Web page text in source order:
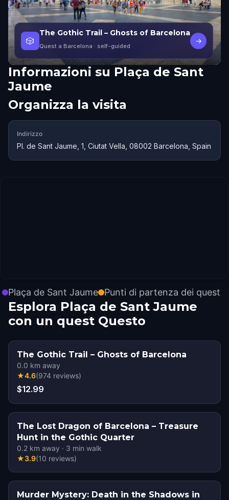
🎲
The Gothic Trail – Ghosts of Barcelona
Quest a Barcelona · self-guided
→
Informazioni su Plaça de Sant
Jaume
Organizza la visita
Indirizzo
Pl. de Sant Jaume, 1, Ciutat Vella, 08002 Barcelona, Spain
Plaça de Sant Jaume Punti di partenza dei quest
Esplora Plaça de Sant Jaume
con un quest Questo
The Gothic Trail – Ghosts of Barcelona
0.0 km away
★4.6(974 reviews)
$12.99
The Lost Dragon of Barcelona – Treasure
Hunt in the Gothic Quarter
0.2 km away · 3 min walk
★3.9(10 reviews)
Murder Mystery: Death in the Shadows in